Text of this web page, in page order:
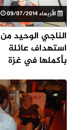
الأربعاء 09/07/2014
الناجي الوحيد من
استهداف عائلة
بأكملها في غزة